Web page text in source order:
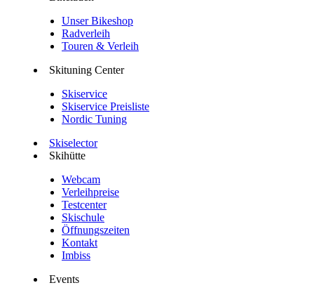
Unser Bikeshop
Radverleih
Touren & Verleih
Skituning Center
Skiservice
Skiservice Preisliste
Nordic Tuning
Skiselector
Skihütte
Webcam
Verleihpreise
Testcenter
Skischule
Öffnungszeiten
Kontakt
Imbiss
Events